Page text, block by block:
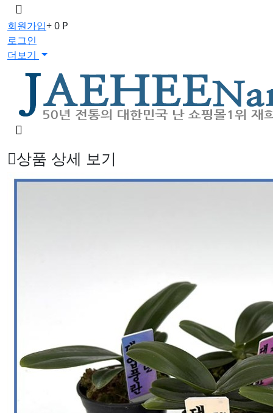
메
뉴
버
튼
회원가입+ 0 P
로그인
더보기
검
버
튼
상품 상세 보기